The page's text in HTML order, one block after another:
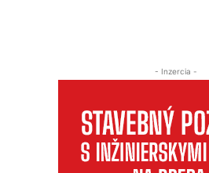
- Inzercia -